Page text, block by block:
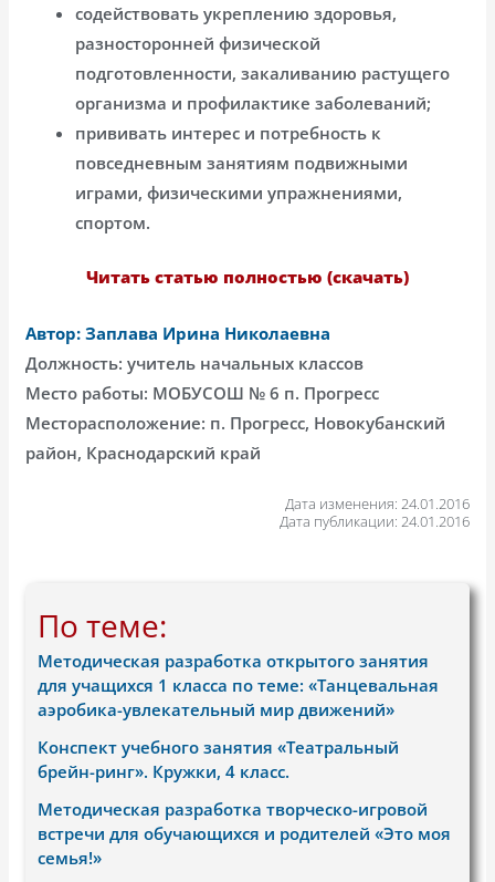
содействовать укреплению здоровья,
разносторонней физической
подготовленности, закаливанию растущего
организма и профилактике заболеваний;
прививать интерес и потребность к
повседневным занятиям подвижными
играми, физическими упражнениями,
спортом.
Читать статью полностью (скачать)
Автор: Заплава Ирина Николаевна
Должность: учитель начальных классов
Место работы: МОБУСОШ № 6 п. Прогресс
Месторасположение: п. Прогресс, Новокубанский
район, Краснодарский край
Дата изменения: 24.01.2016
Дата публикации: 24.01.2016
По теме:
Методическая разработка открытого занятия
для учащихся 1 класса по теме: «Танцевальная
аэробика-увлекательный мир движений»
Конспект учебного занятия «Театральный
брейн-ринг». Кружки, 4 класс.
Методическая разработка творческо-игровой
встречи для обучающихся и родителей «Это моя
семья!»